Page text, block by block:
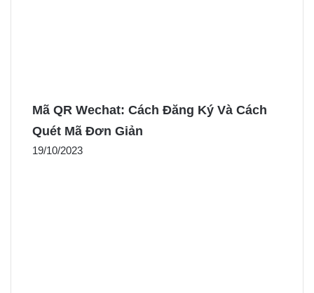
Mã QR Wechat: Cách Đăng Ký Và Cách
Quét Mã Đơn Giản
19/10/2023